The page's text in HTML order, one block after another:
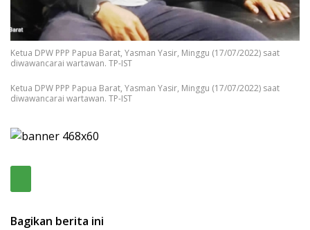
Ketua DPW PPP Papua Barat, Yasman Yasir, Minggu (17/07/2022) saat
diwawancarai wartawan. TP-IST
Ketua DPW PPP Papua Barat, Yasman Yasir, Minggu (17/07/2022) saat
diwawancarai wartawan. TP-IST
Bagikan berita ini